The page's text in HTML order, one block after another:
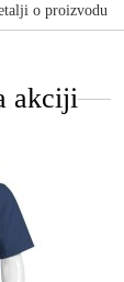
o proizvodu
akciji